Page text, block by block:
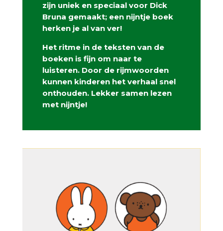
zijn uniek en speciaal voor Dick
Bruna gemaakt; een nijntje boek
herken je al van ver!
Het ritme in de teksten van de
boeken is fijn om naar te
luisteren. Door de rijmwoorden
kunnen kinderen het verhaal snel
onthouden. Lekker samen lezen
met nijntje!